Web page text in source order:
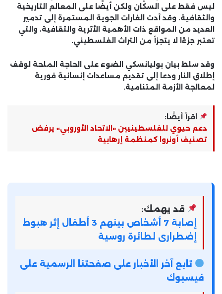
ليس فقط على السكان ولكن أيضًا على المعالم التاريخية
والثقافية. وقد أدت الغارات الجوية المستمرة إلى تدمير
العديد من المواقع ذات الأهمية الأثرية والثقافية، والتي
تعتبر جزءًا لا يتجزأ من التراث الفلسطيني.
وقد سلط بيان بوليانسكي الضوء على الحاجة الملحة لوقف
إطلاق النار ودعا إلى تقديم مساعدات إنسانية فورية
لمعالجة الأزمة المتنامية.
اقرأ أيضًا:
دعم حيوي للفلسطينيين «الاتحاد الأوروبي» يرفض
تصنيف أونروا كمنظمة إرهابية
قد يهمك:
إصابة 7 أشخاص بينهم 3 أطفال إثر هبوط
إضطرارى لطائرة روسية
تابع آخر الأخبار على صفحتنا الرسمية على
فيسبوك